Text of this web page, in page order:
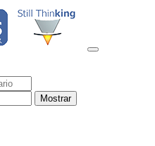
Mostrar